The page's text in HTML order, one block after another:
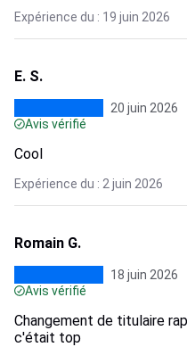
Expérience du : 19 juin 2026
E. S.
20 juin 2026
Avis vérifié
Cool
Expérience du : 2 juin 2026
Romain G.
18 juin 2026
Avis vérifié
Changement de titulaire
c'était top